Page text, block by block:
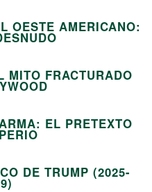
OESTE AMERICANO:
MITO FRACTURADO
EL PRETEXTO
DE TRUMP (2025-